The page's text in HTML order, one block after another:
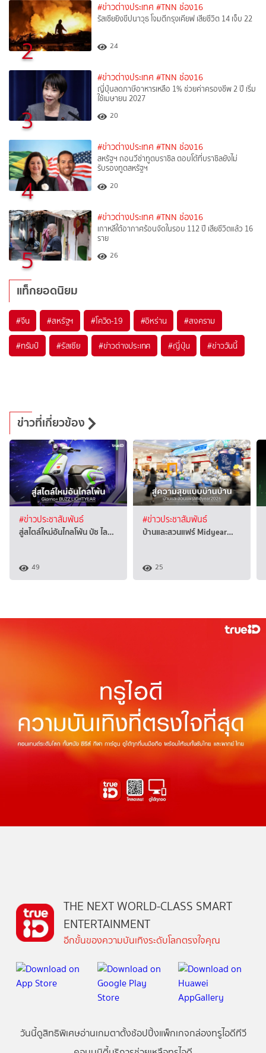
2
#ข่าวต่างประเทศ #TNN ช่อง16
รัสเซียยิงขีปนาวุธ โจมตีกรุงเคียฟ เสียชีวิต 14 เจ็บ 22
24
3
#ข่าวต่างประเทศ #TNN ช่อง16
ญี่ปุ่นลดภาษีอาหารเหลือ 1% ช่วยค่าครองชีพ 2 ปี เริ่ม
ใช้เมษายน 2027
20
4
#ข่าวต่างประเทศ #TNN ช่อง16
สหรัฐฯ ถอนวีซ่าทูตบราซิล ตอบโต้ที่บราซิลยังไม่
รับรองทูตสหรัฐฯ
20
5
#ข่าวต่างประเทศ #TNN ช่อง16
เกาหลีใต้อากาศร้อนจัดในรอบ 112 ปี เสียชีวิตแล้ว 16
ราย
26
แท็กยอดนิยม
#จีน #สหรัฐฯ #โควิด-19 #อิหร่าน #สงคราม
#ทรัมป์ #รัสเซีย #ข่าวต่างประเทศ #ญี่ปุ่น #ข่าววันนี้
ข่าวที่เกี่ยวข้อง
#ข่าวประชาสัมพันธ์
สู่สไตล์ใหม่อันไกลโพ้น บัซ ไล…
49
#ข่าวประชาสัมพันธ์
บ้านและสวนแฟร์ Midyear…
25
THE NEXT WORLD-CLASS SMART
ENTERTAINMENT
อีกขั้นของความบันเทิงระดับโลกตรงใจคุณ
วันนี้ดูสิทธิพิเศษอ่านเกมตาตั้งช้อปปิ้งแพ็กเกจกล่องทรูไอดีทีวี